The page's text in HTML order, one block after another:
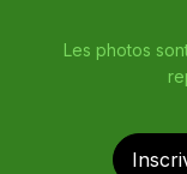
Les photos